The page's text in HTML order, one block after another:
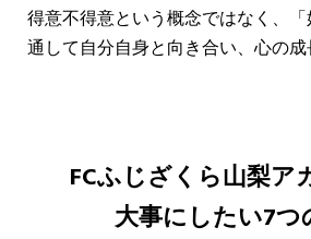
得意不得意という概念ではなく、
通して自分自身と向き合い、心の
FCふじざくら山梨ア
大事にしたい7つ